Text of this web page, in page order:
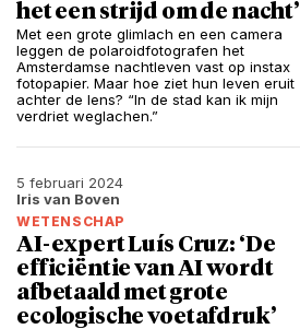
het een strijd om de nacht’
Met een grote glimlach en een camera
leggen de polaroidfotografen het
Amsterdamse nachtleven vast op instax
fotopapier. Maar hoe ziet hun leven eruit
achter de lens? “In de stad kan ik mijn
verdriet weglachen.”
5 februari 2024
Iris van Boven
WETENSCHAP
AI-expert Luís Cruz: ‘De
efficiëntie van AI wordt
afbetaald met grote
ecologische voetafdruk’